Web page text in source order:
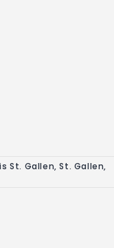
St. Gallen, St. Gallen,